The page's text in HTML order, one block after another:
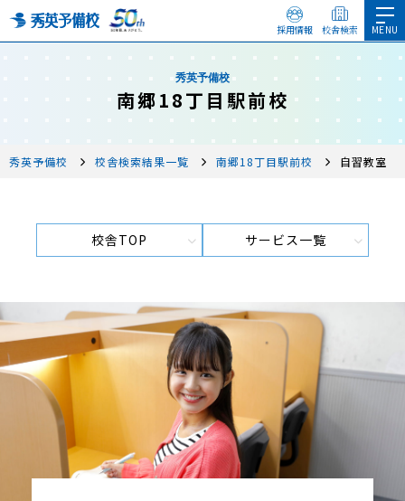
採用情報 校舎検索
秀英予備校
南郷18丁目駅前校
秀英予備校 校舎検索結果一覧 南郷18丁目駅前校 自習教室
校舎TOP サービス一覧